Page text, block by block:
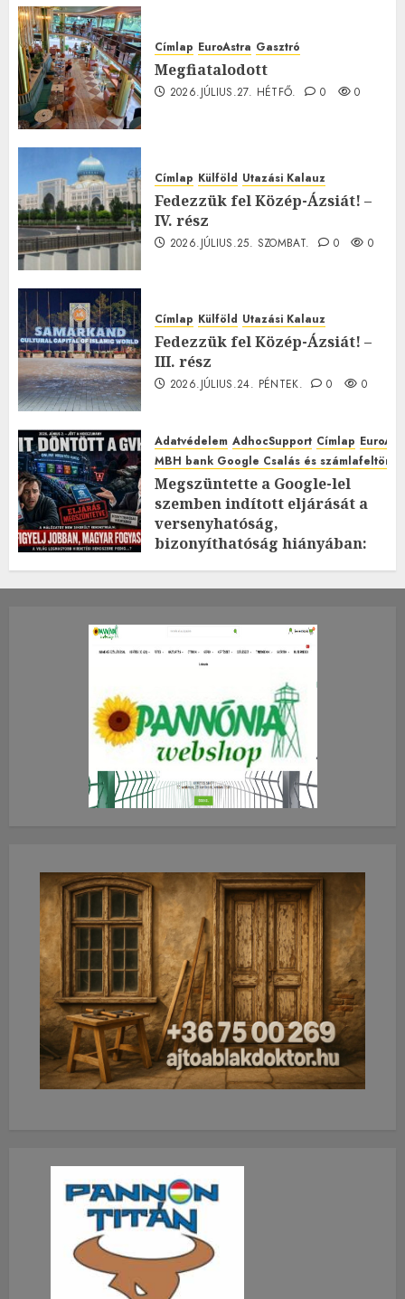
Címlap EuroAstra Gasztró
Megfiatalodott
2026.JÚLIUS.27. HÉTFŐ. 0 0
Címlap Külföld Utazási Kalauz
Fedezzük fel Közép-Ázsiát! –
IV. rész
2026.JÚLIUS.25. SZOMBAT. 0 0
Címlap Külföld Utazási Kalauz
Fedezzük fel Közép-Ázsiát! –
III. rész
2026.JÚLIUS.24. PÉNTEK. 0 0
Adatvédelem AdhocSupport Címlap
MBH bank Google Csalás és
Megszüntette a Google-lel
szemben indított eljárását a
versenyhatóság,
bizonyíthatóság hiányában:
2026.JÚLIUS.23. CSÜTÖRTÖK.
0